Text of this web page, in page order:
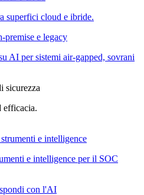
superfici cloud e ibride.
premise e legacy
AI per sistemi air-gapped, sovrani
sicurezza
efficacia.
e intelligence
e intelligence per il SOC
con l'AI